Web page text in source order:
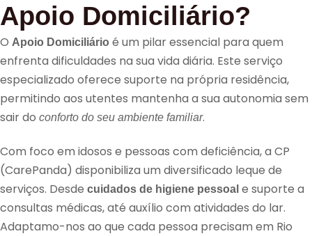
Apoio Domiciliário?
O Apoio Domiciliário é um pilar essencial para quem
enfrenta dificuldades na sua vida diária. Este serviço
especializado oferece suporte na própria residência,
permitindo aos utentes mantenha a sua autonomia sem
sair do conforto do seu ambiente familiar.
Com foco em idosos e pessoas com deficiência, a CP
(CarePanda) disponibiliza um diversificado leque de
serviços. Desde cuidados de higiene pessoal e suporte a
consultas médicas, até auxílio com atividades do lar.
Adaptamo-nos ao que cada pessoa precisam em Rio